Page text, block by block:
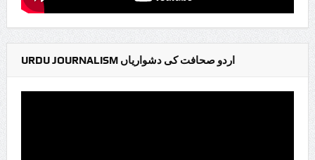
URDU JOURNALISM اردو صحافت کی دشواریاں